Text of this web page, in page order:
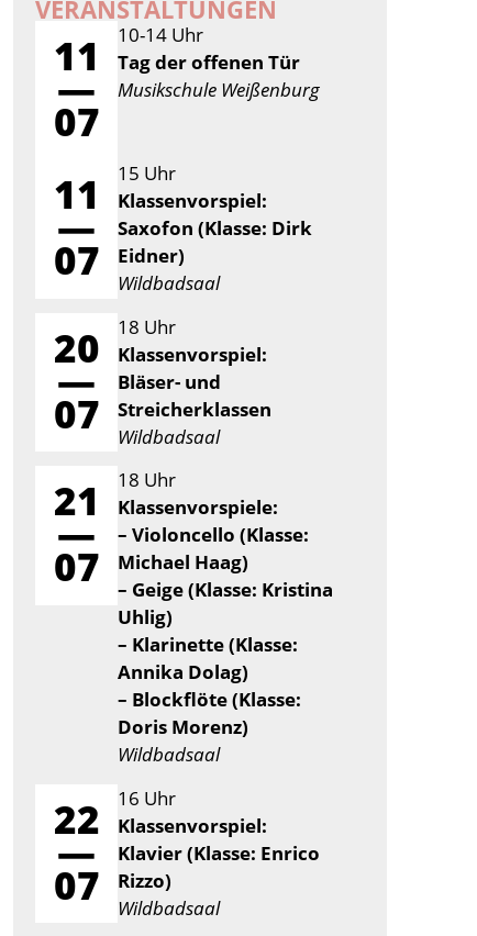
VERANSTALTUNGEN
11
—
07
10-14 Uhr
Tag der offenen Tür
Musikschule Weißenburg
11
—
07
15 Uhr
Klassenvorspiel:
Saxofon (Klasse: Dirk
Eidner)
Wildbadsaal
20
—
07
18 Uhr
Klassenvorspiel:
Bläser- und
Streicherklassen
Wildbadsaal
21
—
07
18 Uhr
Klassenvorspiele:
– Violoncello (Klasse:
Michael Haag)
– Geige (Klasse: Kristina
Uhlig)
– Klarinette (Klasse:
Annika Dolag)
– Blockflöte (Klasse:
Doris Morenz)
Wildbadsaal
22
—
07
16 Uhr
Klassenvorspiel:
Klavier (Klasse: Enrico
Rizzo)
Wildbadsaal